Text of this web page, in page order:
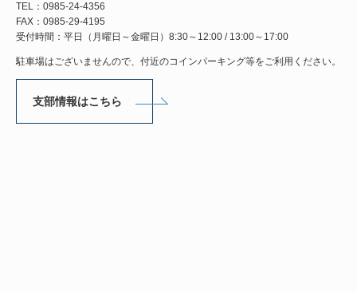
TEL：0985-24-4356
FAX：0985-29-4195
受付時間：平日（月曜日～金曜日）8:30～12:00 / 13:00～17:00
駐車場はございませんので、付近のコインパーキング等をご利用ください。
支部情報はこちら